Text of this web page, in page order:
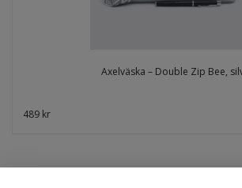
Axelväska – Double Zip Bee,
489 kr